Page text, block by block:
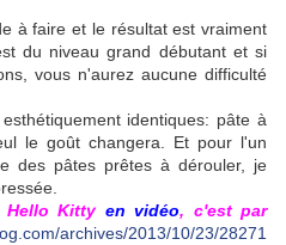
à faire et le résultat est vraiment
du niveau grand débutant et si
vous n'aurez aucune difficulté
identiques: pâte à
le goût changera. Et pour l'un
des pâtes prêtes à dérouler, je
Hello Kitty en vidéo, c'est par
archives/2013/10/23/28271